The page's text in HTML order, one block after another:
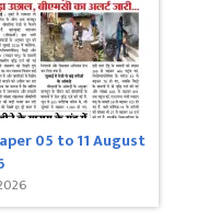
05 to 11 August